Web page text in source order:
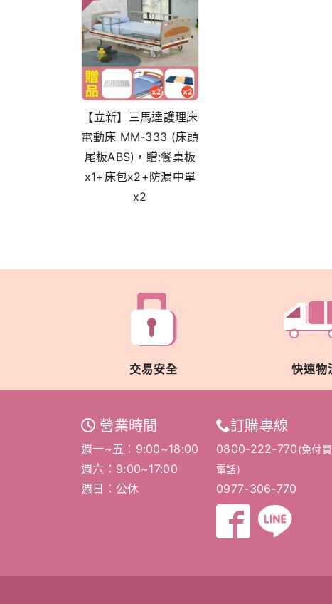
【立新】三馬達護理床
電動床 MM-333 (床頭
尾板ABS)，贈:餐桌板
x1+床包x2+防漏中單
x2
交易安全 快速物
營業時間
週一~五：9:00~18:00
週六：9:00~17:00
週日：公休
訂購專線
0800-222-770(免付費
電話)
0977-306-770